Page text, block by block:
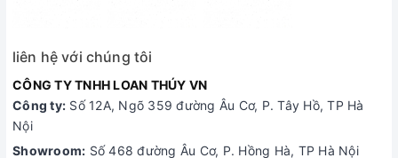
liên hệ với chúng tôi
CÔNG TY TNHH LOAN THÚY VN
Công ty: Số 12A, Ngõ 359 đường Âu Cơ, P. Tây Hồ, TP Hà
Nội
Showroom: Số 468 đường Âu Cơ, P. Hồng Hà, TP Hà Nội